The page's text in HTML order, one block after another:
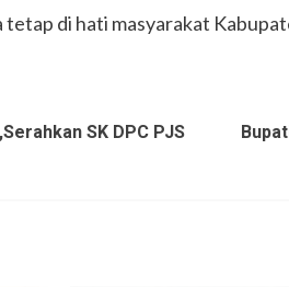
tetap di hati masyarakat
SK DPC PJS